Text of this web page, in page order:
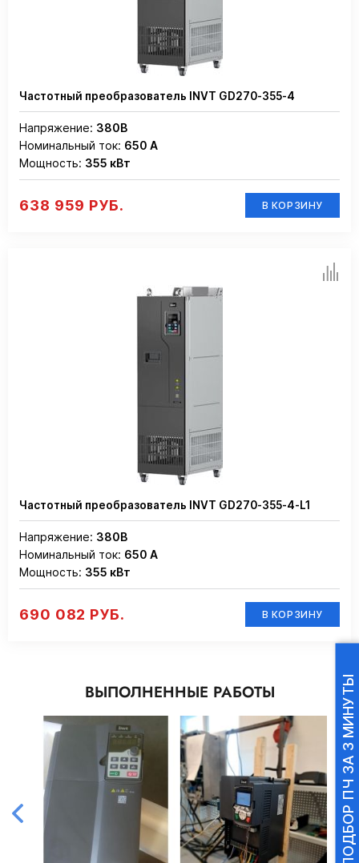
Частотный преобразователь INVT GD270-355-4
Напряжение: 380В
Номинальный ток: 650 А
Мощность: 355 кВт
638 959 РУБ. В КОРЗИНУ
Частотный преобразователь INVT GD270-355-4-L1
Напряжение: 380В
Номинальный ток: 650 А
Мощность: 355 кВт
690 082 РУБ. В КОРЗИНУ
ВЫПОЛНЕННЫЕ РАБОТЫ ПОДБОР ПЧ ЗА 3 МИНУТЫ